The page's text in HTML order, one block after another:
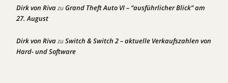
Dirk von RivazuGrand Theft Auto VI – “ausführlicher Blick” am
27. August
Dirk von RivazuSwitch & Switch 2 – aktuelle Verkaufszahlen von
Hard- und Software